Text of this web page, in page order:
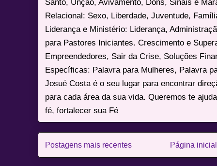
Relacional: Sexo, Liberdade, Juventude,
Liderança e Ministério: Liderança,
para Pastores Iniciantes. Crescimento e
Empreendedores, Sair da Crise, Soluções
Específicas: Palavra para Mulheres, Palavra
Josué Costa é o seu lugar para encontrar
para cada área da sua vida. Queremos te
fé, fortalecer sua Fé
Postagens mais recentes Página inicial